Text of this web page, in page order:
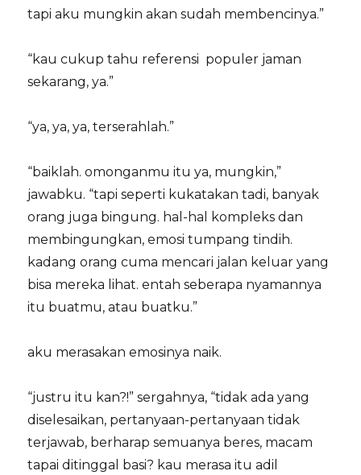
tapi aku mungkin akan sudah membencinya.”
“kau cukup tahu referensi populer jaman
sekarang, ya.”
“ya, ya, ya, terserahlah.”
“baiklah. omonganmu itu ya, mungkin,”
jawabku. “tapi seperti kukatakan tadi, banyak
orang juga bingung. hal-hal kompleks dan
membingungkan, emosi tumpang tindih.
kadang orang cuma mencari jalan keluar yang
bisa mereka lihat. entah seberapa nyamannya
itu buatmu, atau buatku.”
aku merasakan emosinya naik.
“justru itu kan?!” sergahnya, “tidak ada yang
diselesaikan, pertanyaan-pertanyaan tidak
terjawab, berharap semuanya beres, macam
tapai ditinggal basi? kau merasa itu adil